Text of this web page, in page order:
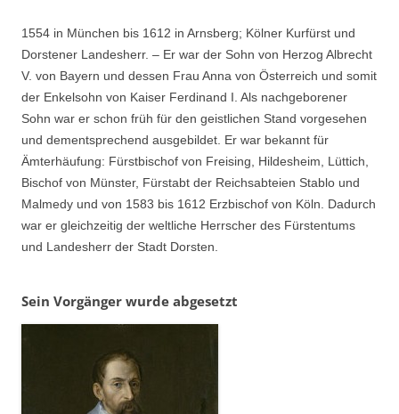
1554 in München bis 1612 in Arnsberg; Kölner Kurfürst und
Dorstener Landesherr. – Er war der Sohn von Herzog Albrecht
V. von Bayern und dessen Frau Anna von Österreich und somit
der Enkelsohn von Kaiser Ferdinand I. Als nachgeborener
Sohn war er schon früh für den geistlichen Stand vorgesehen
und dementsprechend ausgebildet. Er war bekannt für
Ämterhäufung: Fürstbischof von Freising, Hildesheim, Lüttich,
Bischof von Münster, Fürstabt der Reichsabteien Stablo und
Malmedy und von 1583 bis 1612 Erzbischof von Köln. Dadurch
war er gleichzeitig der weltliche Herrscher des Fürstentums
und Landesherr der Stadt Dorsten.
Sein Vorgänger wurde abgesetzt